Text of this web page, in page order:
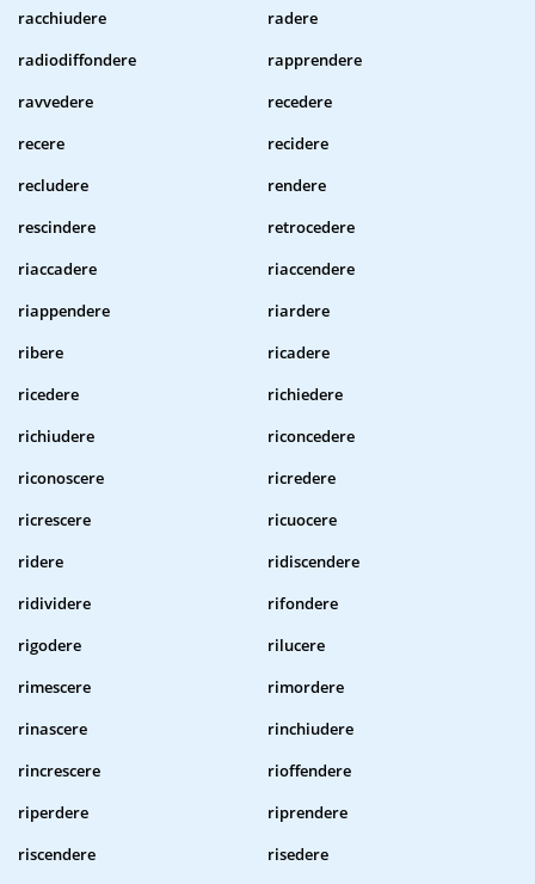
racchiudere
radere
radiodiffondere
rapprendere
ravvedere
recedere
recere
recidere
recludere
rendere
rescindere
retrocedere
riaccadere
riaccendere
riappendere
riardere
ribere
ricadere
ricedere
richiedere
richiudere
riconcedere
riconoscere
ricredere
ricrescere
ricuocere
ridere
ridiscendere
ridividere
rifondere
rigodere
rilucere
rimescere
rimordere
rinascere
rinchiudere
rincrescere
rioffendere
riperdere
riprendere
riscendere
risedere